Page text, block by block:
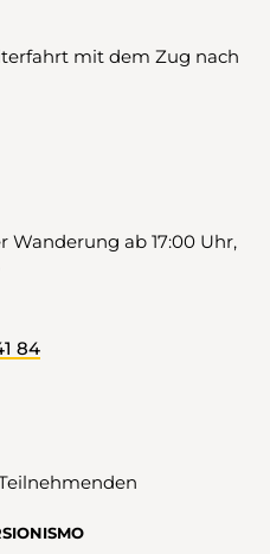
Wanderung ab 17:00 Uhr,
84